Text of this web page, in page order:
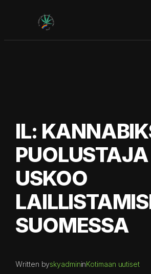
IL:
PUOLUSTAJA
USKOO
SUOMESSA
Written byskyadmininKotimaan uutiset